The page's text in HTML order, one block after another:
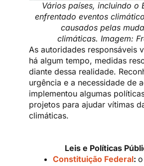
Vários países, incluindo o
enfrentado eventos
causados pelas
climáticas. Imagem:
As autoridades responsáveis
há algum tempo, medidas
diante dessa realidade.
urgência e a necessidade de
implementou algumas
projetos para ajudar vítimas
climáticas.
Leis e Políticas
Constituição Federal: